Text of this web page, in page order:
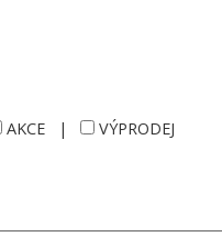
AKCE |
VÝPRODEJ